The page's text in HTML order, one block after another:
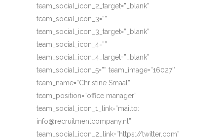
team_social_icon_2_target=”_blank”
team_social_icon_3=””
team_social_icon_3_target=”_blank”
team_social_icon_4=””
team_social_icon_4_target=”_blank”
team_social_icon_5=”” team_image=”16027″
team_name=”Christine Smaal”
team_position=”office manager”
team_social_icon_1_link=”mailto:
info@recruitmentcompany.nl”
team_social_icon_2_link=”https://twitter.com”